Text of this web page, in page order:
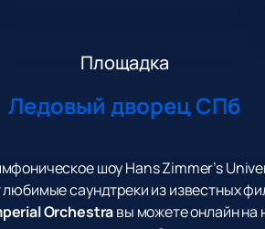
Площадка
Ледовый дворец СПб
шоу Hans Zimmer’s
саундтреки из известных
Orchestraвы можете онлайн на